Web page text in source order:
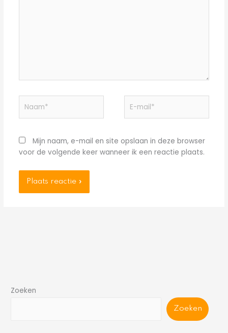
mail*
Mijn naam, e-mail en site opslaan in deze browser
voor de volgende keer wanneer ik een reactie plaats.
Zoeken
Zoeken